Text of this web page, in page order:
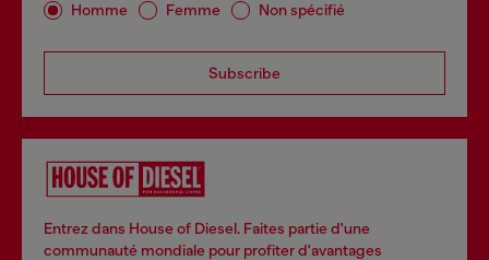
Homme Femme Non spécifié
Subscribe
Entrez dans House of Diesel. Faites partie d'une
communauté mondiale pour profiter d'avantages